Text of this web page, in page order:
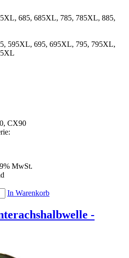
685, 685XL, 785, 785XL, 885,
595XL, 695, 695XL, 795, 795XL,
CX90
Serie:
MwSt.
In Warenkorb
-